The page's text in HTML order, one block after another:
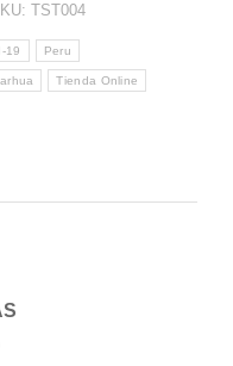
TST004
19 Peru
Tienda Online